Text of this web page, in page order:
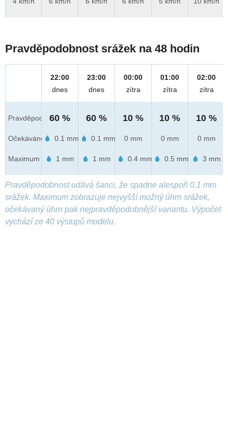
Pravděpodobnost srážek na 48 hodin
Pravděpod.
Očekáváno
Maximum
22:00
dnes
60 %
0.1 mm
1 mm
23:00
dnes
60 %
0.1 mm
1 mm
00:00
zítra
10 %
0 mm
0.4 mm
01:00
zítra
10 %
0 mm
0.5 mm
02:00
zítra
10 %
0 mm
3 mm
Pravděpodobnost udává šanci, že spadne alespoň 0,1 mm
srážek. Maximum zobrazuje nejvyšší možný úhrn srážek,
očekávaný úhrn pak nejpravděpodobnější variantu. Výpočet
vychází ze 40 výstupů modelu.